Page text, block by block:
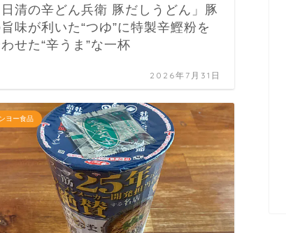
日清の辛どん兵衛 豚だしうどん」豚
味が利いた“つゆ”に特製辛鰹粉を
せた“辛うま”な一杯
2026年7月31日
ヨー食品